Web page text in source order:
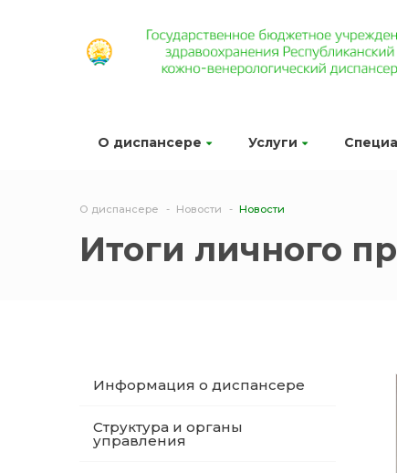
О диспансере Услуги
О диспансере Новости Новости
Итоги личного
Информация о диспансере
Структура и органы
управления